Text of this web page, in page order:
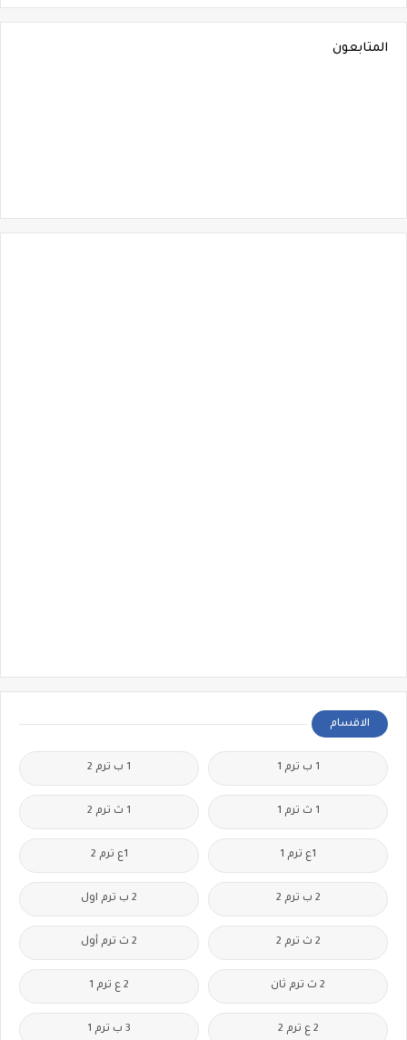
المتابعون
الاقسام
1 ب ترم 1 1 ب ترم 2
1 ث ترم 1 1 ث ترم 2
1ع ترم 1 1ع ترم 2
2 ب ترم 2 2 ب ترم اول
2 ث ترم 2 2 ث ترم أول
2 ث ترم ثان 2 ع ترم 1
2 ع ترم 2 3 ب ترم 1